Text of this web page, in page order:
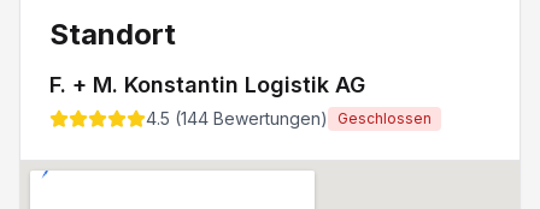
Standort
F. + M. Konstantin Logistik AG
4.5 (144 Bewertungen) Geschlossen